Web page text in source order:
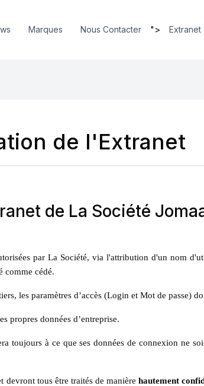
Marques Nous Contacter "> Extranet
de l'Extranet
de La Société
par La Société, via l'attribution d'un nom
comme cédé.
les paramètres d’accès (Login et Mot de passe)
propres données d’entreprise.
toujours à ce que ses données de connexion ne
devront tous être traités de manièrehautement